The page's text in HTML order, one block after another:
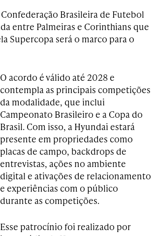
Brasileira de Futebol
entre Palmeiras e Corinthians que
Supercopa será o marco para o
O acordo é válido até 2028 e
contempla as principais competições
da modalidade, que inclui
Campeonato Brasileiro e a Copa do
Brasil. Com isso, a Hyundai estará
presente em propriedades como
placas de campo, backdrops de
entrevistas, ações no ambiente
digital e ativações de relacionamento
e experiências com o público
durante as competições.
Esse patrocínio foi realizado por